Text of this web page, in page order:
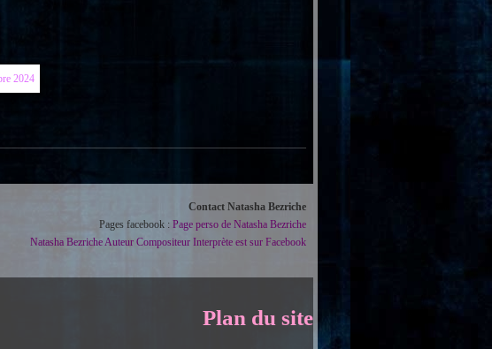
Contact Natasha Bezriche
Pages facebook : Page perso de Natasha Bezriche
Natasha Bezriche Auteur Compositeur Interprète est sur Facebook
Plan du site